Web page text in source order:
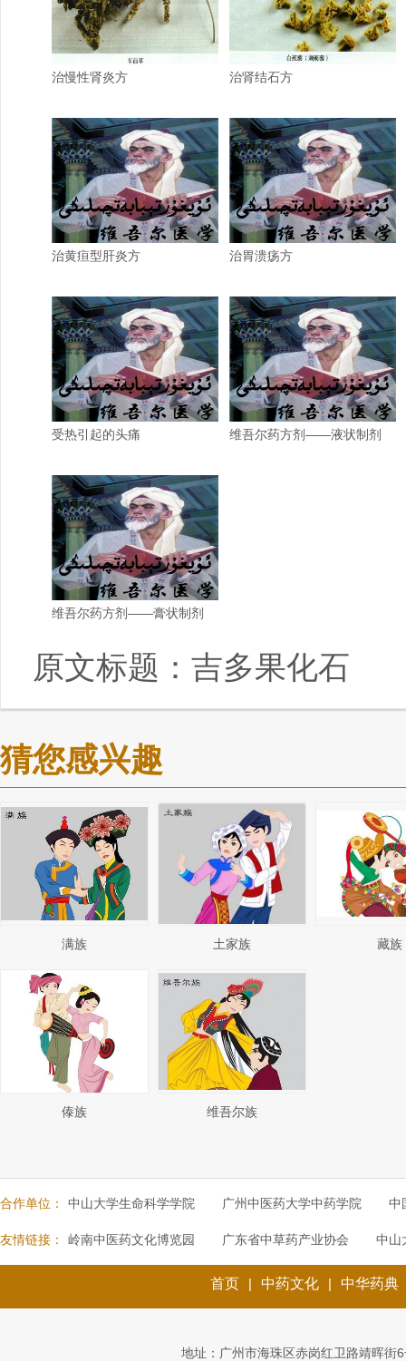
治慢性肾炎方 治肾结石方
治黄疸型肝炎方 治胃溃疡方
受热引起的头痛 维吾尔药方剂——液状制剂
维吾尔药方剂——膏状制剂
原文标题： 吉多果化石
猜您感兴趣
满族 土家族 藏族
傣族 维吾尔族
合作单位： 中山大学生命科学学院 广州中医药大学中药学院 中
友情链接： 岭南中医药文化博览园 广东省中草药产业协会 中山
首页 | 中药文化 | 中华药典
地址：广州市海珠区赤岗红卫路靖晖街